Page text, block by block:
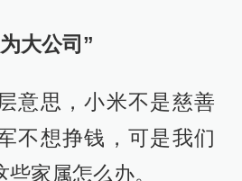
大公司”
意思，小米不是慈善
不想挣钱，可是我们
家属怎么办。